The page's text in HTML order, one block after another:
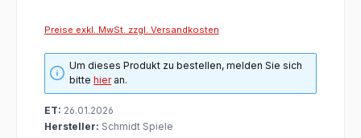
Preise exkl. MwSt. zzgl. Versandkosten
Um dieses Produkt zu bestellen, melden Sie sich
bittehieran.
ET: 26.01.2026
Hersteller: Schmidt Spiele